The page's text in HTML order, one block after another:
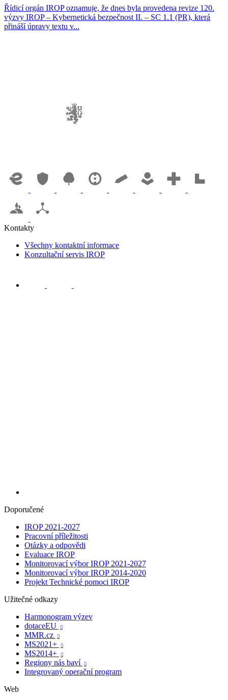
Řídicí orgán IROP oznamuje, že dnes byla provedena revize 120.
výzvy IROP – Kybernetická bezpečnost II. – SC 1.1 (PR), která
přináší úpravy textu v...
Kontakty
Všechny kontaktní informace
Konzultační servis IROP
Doporučené
IROP 2021-2027
Pracovní příležitosti
Otázky a odpovědi
Evaluace IROP
Monitorovací výbor IROP 2021-2027
Monitorovací výbor IROP 2014-2020
Projekt Technické pomoci IROP
Užitečné odkazy
Harmonogram výzev
dotaceEU

MMR.cz 
MS2021+ 
MS2014+ 
Regiony nás baví 
Integrovaný operační program
Web